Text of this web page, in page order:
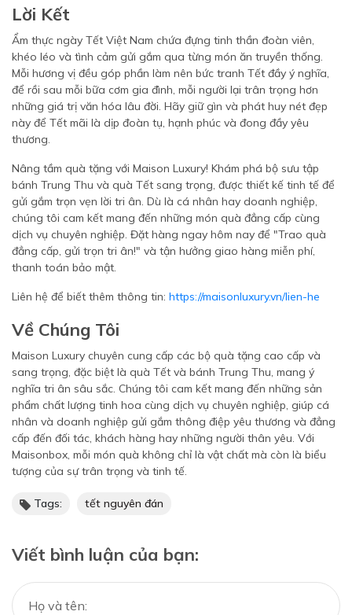
Lời Kết
Ẩm thực ngày Tết Việt Nam chứa đựng tinh thần đoàn viên,
khéo léo và tình cảm gửi gắm qua từng món ăn truyền thống.
Mỗi hương vị đều góp phần làm nên bức tranh Tết đầy ý nghĩa,
để rồi sau mỗi bữa cơm gia đình, mỗi người lại trân trọng hơn
những giá trị văn hóa lâu đời. Hãy giữ gìn và phát huy nét đẹp
này để Tết mãi là dịp đoàn tụ, hạnh phúc và đong đầy yêu
thương.
Nâng tầm quà tặng với Maison Luxury! Khám phá bộ sưu tập
bánh Trung Thu và quà Tết sang trọng, được thiết kế tinh tế để
gửi gắm trọn vẹn lời tri ân. Dù là cá nhân hay doanh nghiệp,
chúng tôi cam kết mang đến những món quà đẳng cấp cùng
dịch vụ chuyên nghiệp. Đặt hàng ngay hôm nay để "Trao quà
đẳng cấp, gửi trọn tri ân!" và tận hưởng giao hàng miễn phí,
thanh toán bảo mật.
Liên hệ để biết thêm thông tin: https://maisonluxury.vn/lien-he
Về Chúng Tôi
Maison Luxury chuyên cung cấp các bộ quà tặng cao cấp và
sang trọng, đặc biệt là quà Tết và bánh Trung Thu, mang ý
nghĩa tri ân sâu sắc. Chúng tôi cam kết mang đến những sản
phẩm chất lượng tinh hoa cùng dịch vụ chuyên nghiệp, giúp cá
nhân và doanh nghiệp gửi gắm thông điệp yêu thương và đẳng
cấp đến đối tác, khách hàng hay những người thân yêu. Với
Maisonbox, mỗi món quà không chỉ là vật chất mà còn là biểu
tượng của sự trân trọng và tinh tế.
Tags: tết nguyên đán
Viết bình luận của bạn: